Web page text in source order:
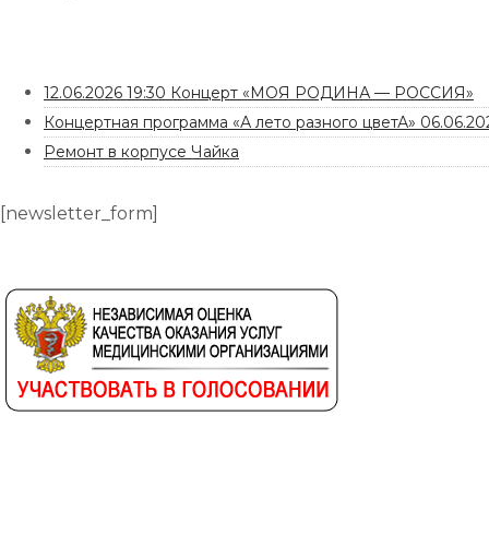
12.06.2026 19:30 Концерт «МОЯ РОДИНА — РОССИЯ»
Концертная программа «А лето разного цветА»
Ремонт в корпусе Чайка
[newsletter_form]